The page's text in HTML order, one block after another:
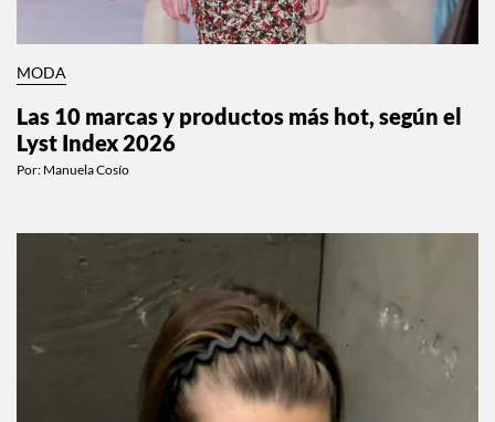
MODA
Las 10 marcas y productos más hot, según el
Lyst Index 2026
Por: Manuela Cosío